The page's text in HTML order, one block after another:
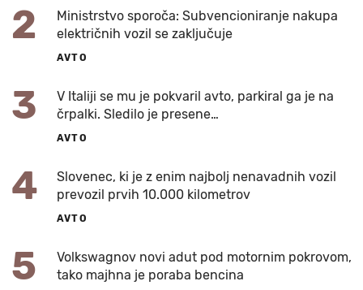
2
Ministrstvo sporoča: Subvencioniranje nakupa
električnih vozil se zaključuje
AVTO
3
V Italiji se mu je pokvaril avto, parkiral ga je na
črpalki. Sledilo je presene…
AVTO
4
Slovenec, ki je z enim najbolj nenavadnih vozil
prevozil prvih 10.000 kilometrov
AVTO
5
Volkswagnov novi adut pod motornim pokrovom,
tako majhna je poraba bencina